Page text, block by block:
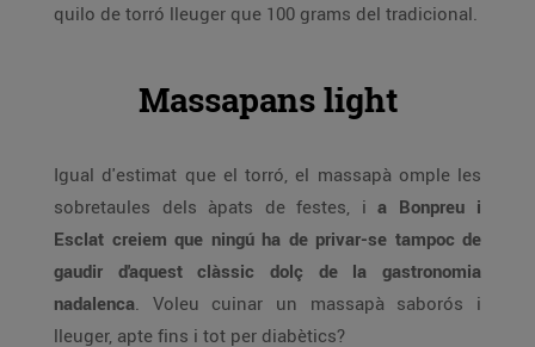
quilo de torró lleuger que 100 grams del tradicional.
Massapans light
Igual d'estimat que el torró, el massapà omple les
sobretaules dels àpats de festes, i a Bonpreu i
Esclat creiem que ningú ha de privar-se tampoc de
gaudir d'aquest clàssic dolç de la gastronomia
nadalenca. Voleu cuinar un massapà saborós i
lleuger, apte fins i tot per diabètics?